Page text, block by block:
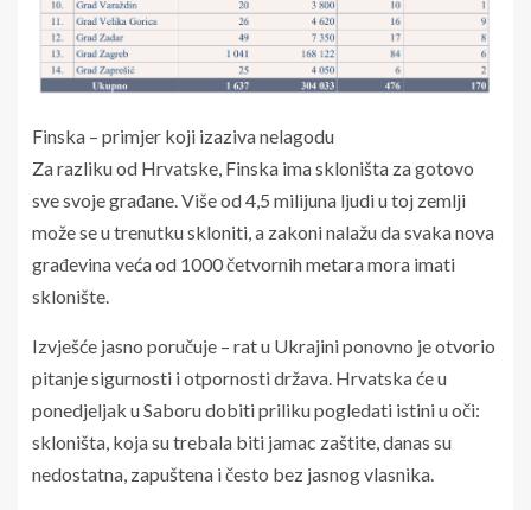
Finska – primjer koji izaziva nelagodu
Za razliku od Hrvatske, Finska ima skloništa za gotovo
sve svoje građane. Više od 4,5 milijuna ljudi u toj zemlji
može se u trenutku skloniti, a zakoni nalažu da svaka nova
građevina veća od 1000 četvornih metara mora imati
sklonište.
Izvješće jasno poručuje – rat u Ukrajini ponovno je otvorio
pitanje sigurnosti i otpornosti država. Hrvatska će u
ponedjeljak u Saboru dobiti priliku pogledati istini u oči:
skloništa, koja su trebala biti jamac zaštite, danas su
nedostatna, zapuštena i često bez jasnog vlasnika.